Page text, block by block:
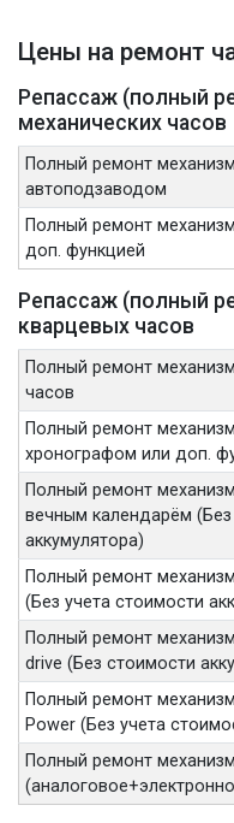
Цены на ремонт
Репассаж (полный
механических часов
Полный ремонт
автоподзаводом
Полный ремонт
доп. функцией
Репассаж (полный
кварцевых часов
Полный ремонт
часов
Полный ремонт
хронографом или доп.
Полный ремонт
вечным календарём (Без
аккумулятора)
Полный ремонт
(Без учета стоимости
Полный ремонт
drive (Без стоимости
Полный ремонт
Power (Без учета
Полный ремонт